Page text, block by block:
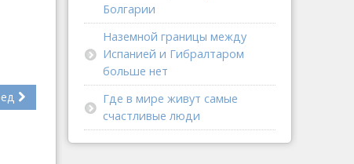
Болгарии
Наземной границы между
Испанией и Гибралтаром
больше нет
Где в мире живут самые
счастливые люди